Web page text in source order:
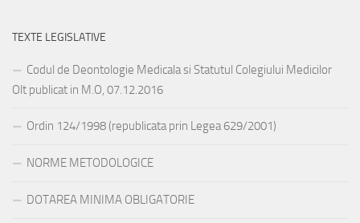
TEXTE LEGISLATIVE
Codul de Deontologie Medicala si Statutul Colegiului Medicilor
Olt publicat in M.O, 07.12.2016
Ordin 124/1998 (republicata prin Legea 629/2001)
NORME METODOLOGICE
DOTAREA MINIMA OBLIGATORIE